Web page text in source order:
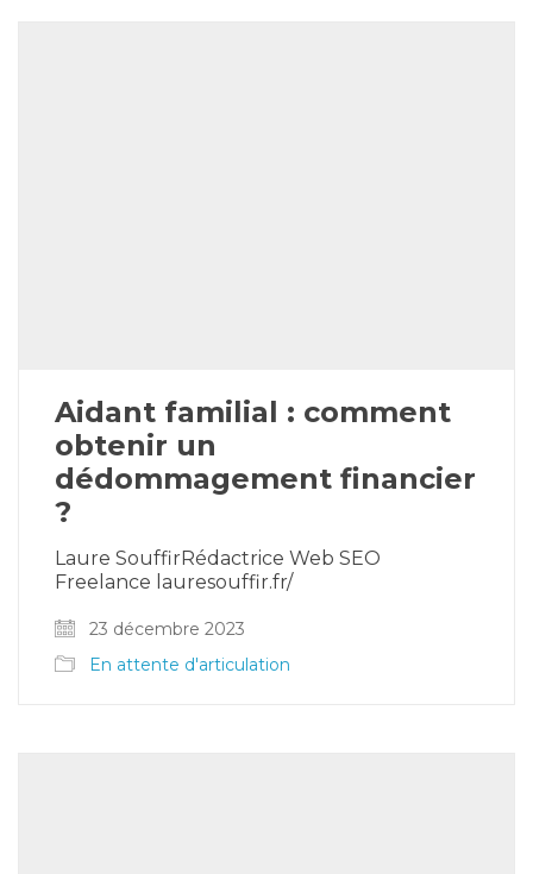
Aidant familial : comment
obtenir un
dédommagement financier
?
Laure SouffirRédactrice Web SEO
Freelance lauresouffir.fr/
23 décembre 2023
En attente d'articulation